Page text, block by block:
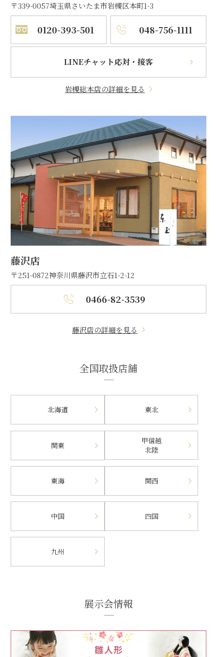
〒339-0057埼玉県さいたま市岩槻区本町1-3
0120-393-501 048-756-1111
LINEチャット応対・接客
岩槻総本店の詳細を見る
藤沢店
〒251-0872神奈川県藤沢市立石1-2-12
0466-82-3539
藤沢店の詳細を見る
全国取扱店舗
北海道 東北
関東
甲信越
北陸
東海 関西
中国 四国
九州
展示会情報